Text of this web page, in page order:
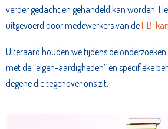
verder gedacht en gehandeld kan worden.
uitgevoerd door medewerkers van deHB-
Uiteraard houden we tijdens de
met de “eigen-aardigheden” en specifieke
degene die tegenover ons zit.